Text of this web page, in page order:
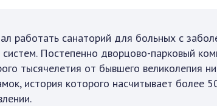
работать санаторий для больных с
Постепенно дворцово-парковый
тысячелетия от бывшего великолепия
история которого насчитывает более